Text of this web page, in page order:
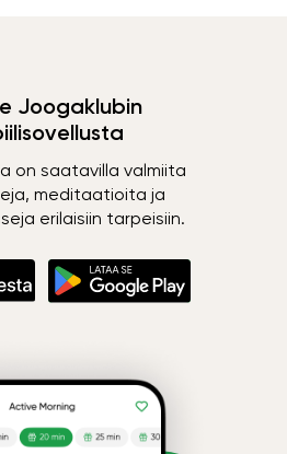
Joogaklubin
on saatavilla valmiita
meditaatioita ja
erilaisiin tarpeisiin.